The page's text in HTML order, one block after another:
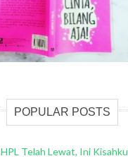
POPULAR POSTS
HPL Telah Lewat, Ini Kisahku